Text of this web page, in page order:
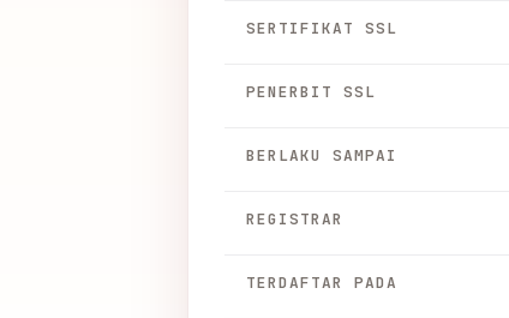
SERTIFIKAT SSL
PENERBIT SSL
BERLAKU SAMPAI
REGISTRAR
TERDAFTAR PADA